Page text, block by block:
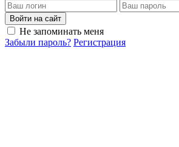
Войти на сайт
Не запоминать меня
Забыли пароль? Регистрация